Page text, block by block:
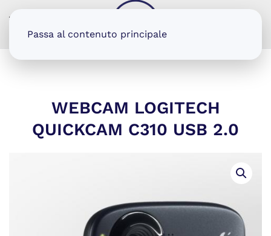
Passa al contenuto principale
WEBCAM LOGITECH
QUICKCAM C310 USB 2.0